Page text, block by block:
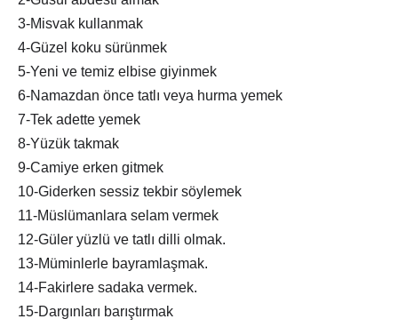
3-Misvak kullanmak
4-Güzel koku sürünmek
5-Yeni ve temiz elbise giyinmek
6-Namazdan önce tatlı veya hurma yemek
7-Tek adette yemek
8-Yüzük takmak
9-Camiye erken gitmek
10-Giderken sessiz tekbir söylemek
11-Müslümanlara selam vermek
12-Güler yüzlü ve tatlı dilli olmak.
13-Müminlerle bayramlaşmak.
14-Fakirlere sadaka vermek.
15-Dargınları barıştırmak